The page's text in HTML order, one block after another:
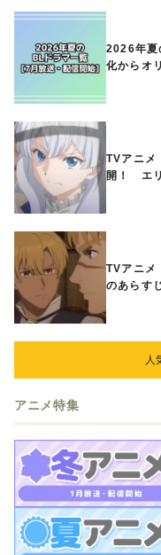
2026年夏
化からオ
TVアニメ
開！ エ
TVアニメ
のあらす
人
アニメ特集